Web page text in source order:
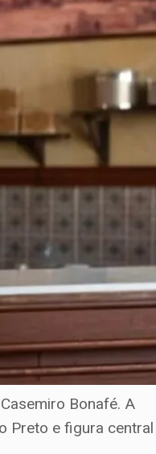
Bonafé. A
Preto e figura central